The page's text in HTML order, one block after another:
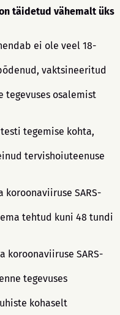
täidetud vähemalt üks
ei ole veel 18-
vaktsineeritud
tegevuses osalemist
testi tegemise kohta,
tervishoiuteenuse
koroonaviiruse SARS-
tehtud kuni 48 tundi
koroonaviiruse SARS-
tegevuses
kohaselt